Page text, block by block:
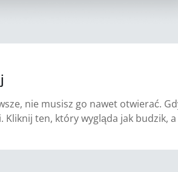
nie musisz go nawet otwierać.
Kliknij ten, który wygląda jak budzik,